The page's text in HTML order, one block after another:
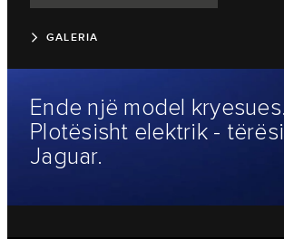
GALERIA
Ende një model kryesues.
Plotësisht elektrik -
Jaguar.